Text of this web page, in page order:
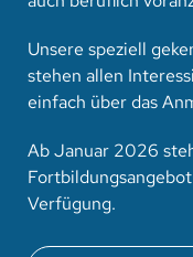
Unsere speziell
stehen allen
einfach über das
Ab Januar 2026
Verfügung.